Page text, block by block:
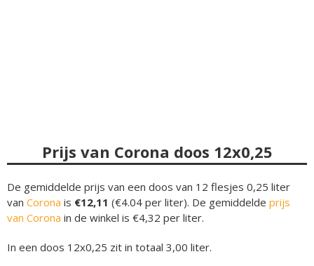
Prijs van Corona doos 12x0,25
De gemiddelde prijs van een doos van 12 flesjes 0,25 liter
van Corona is €12,11 (€4.04 per liter). De gemiddelde prijs
van Corona in de winkel is €4,32 per liter.
In een doos 12x0,25 zit in totaal 3,00 liter.